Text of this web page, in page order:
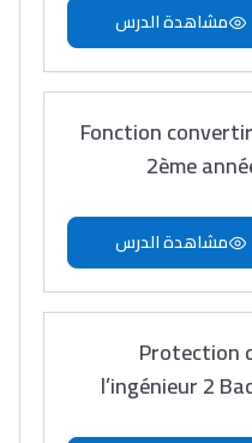
مشاهدة الدرس
Fonction
2ème
مشاهدة الدرس
Protection
l’ingénieur 2